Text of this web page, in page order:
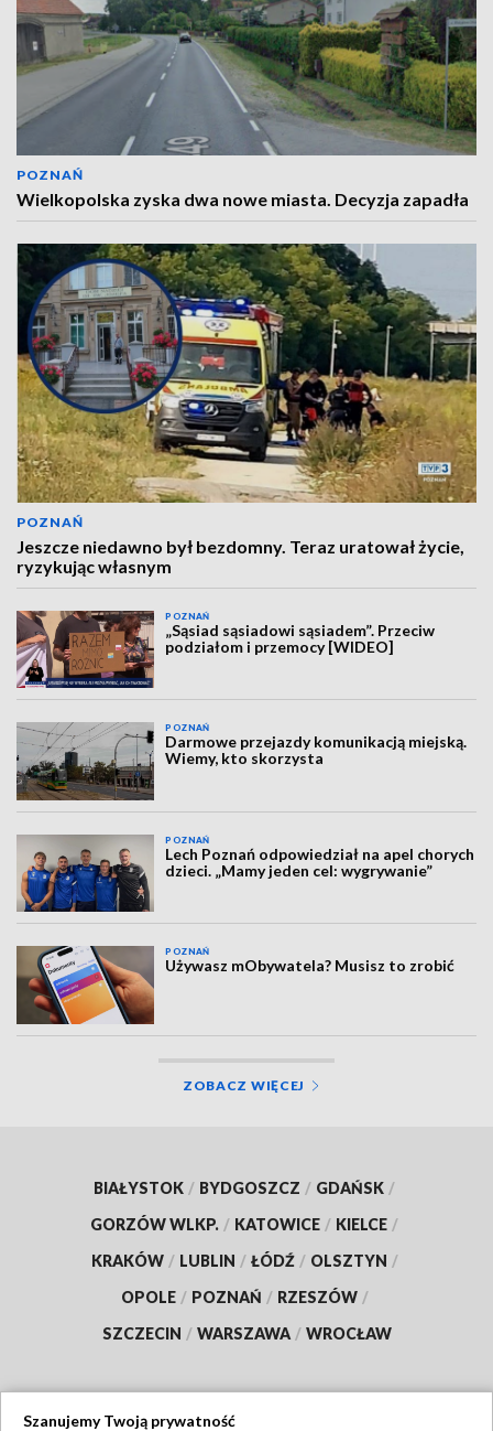
POZNAŃ
Wielkopolska zyska dwa nowe miasta. Decyzja zapadła
POZNAŃ
Jeszcze niedawno był bezdomny. Teraz uratował życie,
ryzykując własnym
POZNAŃ
„Sąsiad sąsiadowi sąsiadem”. Przeciw
podziałom i przemocy [WIDEO]
POZNAŃ
Darmowe przejazdy komunikacją miejską.
Wiemy, kto skorzysta
POZNAŃ
Lech Poznań odpowiedział na apel chorych
dzieci. „Mamy jeden cel: wygrywanie”
POZNAŃ
Używasz mObywatela? Musisz to zrobić
ZOBACZ WIĘCEJ
BIAŁYSTOK / BYDGOSZCZ / GDAŃSK /
GORZÓW WLKP. / KATOWICE / KIELCE /
KRAKÓW / LUBLIN / ŁÓDŹ / OLSZTYN /
OPOLE / POZNAŃ / RZESZÓW /
SZCZECIN / WARSZAWA / WROCŁAW
Szanujemy Twoją prywatność